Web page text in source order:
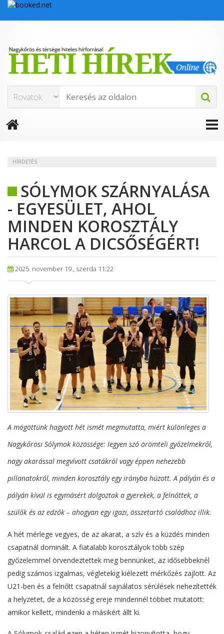
HÍRDETÉS
SÓLYMOK SZÁRNYALÁSA
- EGYESÜLET, AHOL
MINDEN KOROSZTÁLY
HARCOL A DICSŐSÉGÉRT!
2025. november 19., szerda 11:22
A mögöttünk hagyott hét ismét megmutatta, miért különleges a
Nagykőrösi Sólymok közössége: legyen szó örömteli győzelmekről,
nagy akarással megvívott csatákról vagy éppen nehezebb
pillanatokról, minden korosztály egy irányba húzott. A pályán és a
pályán kívül is egymásért dolgoztak a gyerekek, a felnőttek, a
szülők és az edzők – ahogyan egy igazi, összetartó családhoz illik.
A hét mérlege vegyes, de az akarat, a szív és a küzdés minden
csapatnál dominált. A fiatalabb korosztályok több szép
győzelemmel örvendeztettek meg bennünket, az idősebbeknél
pedig számos izgalmas, végletekig kiélezett mérkőzés zajlott. Az
U21-ben és a felnőtt csapatnál sajnálatos sérülések nehezítették
a helyzetet, de a közösség ereje mindennél többet mutatott:
amikor kellett, mindenki a másikért állt ki.